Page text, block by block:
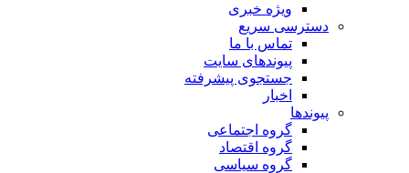
ویژه خبری
دسترسی سریع
تماس با ما
پیوندهای سایت
جستجوی پیشرفته
اخبار
پیوندها
گروه اجتماعی
گروه اقتصاد
گروه سیاسی